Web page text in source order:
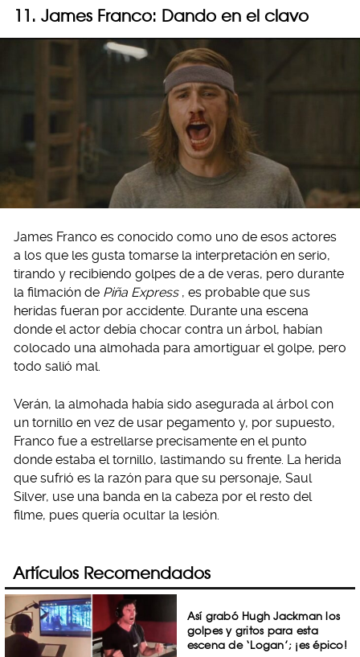
11. James Franco: Dando en el clavo
James Franco es conocido como uno de esos actores
a los que les gusta tomarse la interpretación en serio,
tirando y recibiendo golpes de a de veras, pero durante
la filmación de Piña Express , es probable que sus
heridas fueran por accidente. Durante una escena
donde el actor debía chocar contra un árbol, habían
colocado una almohada para amortiguar el golpe, pero
todo salió mal.
Verán, la almohada había sido asegurada al árbol con
un tornillo en vez de usar pegamento y, por supuesto,
Franco fue a estrellarse precisamente en el punto
donde estaba el tornillo, lastimando su frente. La herida
que sufrió es la razón para que su personaje, Saul
Silver, use una banda en la cabeza por el resto del
filme, pues quería ocultar la lesión.
Artículos Recomendados
Así grabó Hugh Jackman los
golpes y gritos para esta
escena de ‘Logan’; ¡es épico!